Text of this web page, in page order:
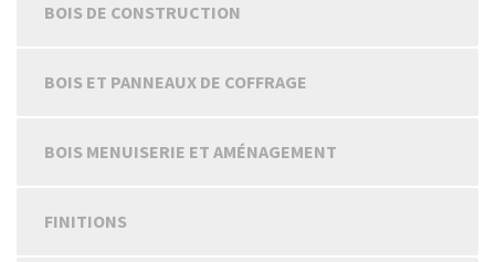
BOIS DE CONSTRUCTION
BOIS ET PANNEAUX DE COFFRAGE
BOIS MENUISERIE ET AMÉNAGEMENT
FINITIONS